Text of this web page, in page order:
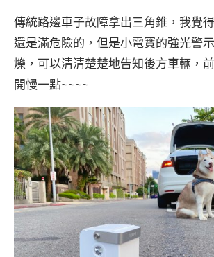
傳統路邊車子故障拿出三角錐，我覺
還是滿危險的，但是小電寶的強光警
爍，可以清清楚楚地告知後方車輛，
開慢一點~~~~